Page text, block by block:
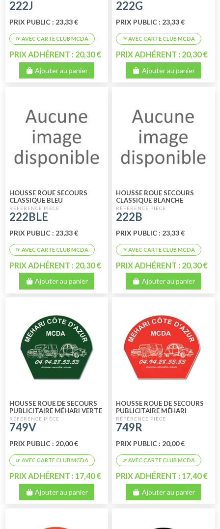
222J
PRIX PUBLIC : 23,33 €
PRIX ADHÉRENT : 20,30 €
Ajouter au panier
222G
PRIX PUBLIC : 23,33 €
PRIX ADHÉRENT : 20,30 €
Ajouter au panier
HOUSSE ROUE SECOURS
CLASSIQUE BLEU
222BLE
PRIX PUBLIC : 23,33 €
PRIX ADHÉRENT : 20,30 €
Ajouter au panier
HOUSSE ROUE SECOURS
CLASSIQUE BLANCHE
222B
PRIX PUBLIC : 23,33 €
PRIX ADHÉRENT : 20,30 €
Ajouter au panier
HOUSSE ROUE DE SECOURS
PUBLICITAIRE MÉHARI VERTE
749V
PRIX PUBLIC : 20,00 €
PRIX ADHÉRENT : 17,40 €
Ajouter au panier
HOUSSE ROUE DE SECOURS
PUBLICITAIRE MÉHARI
ROUGE
749R
PRIX PUBLIC : 20,00 €
PRIX ADHÉRENT : 17,40 €
Ajouter au panier